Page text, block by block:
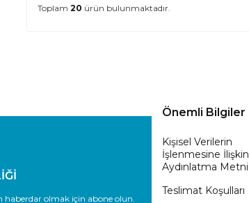
Toplam 20 ürün bulunmaktadır.
olmak için abone olun.
Önemli Bilgiler
Kişisel Verilerin
İşlenmesine İlişkin
Aydınlatma Metni
Teslimat Koşulları